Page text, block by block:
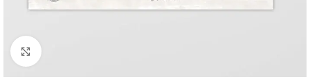
Click to enlarge